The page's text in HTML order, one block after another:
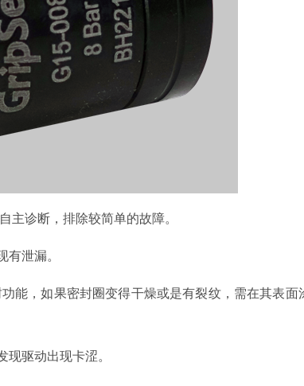
诊断，排除较简单的故障。
泄漏。
能，如果密封圈变得干燥或是有裂纹，需在其表面
驱动出现卡涩。